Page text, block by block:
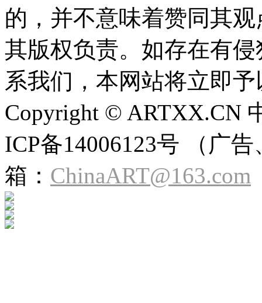
的，并不意味着赞同其
其版权负责。如存在有
系我们，本网站将立即
Copyright © ARTXX.CN
ICP备14006123号 （广
箱： ChinaART@163.com